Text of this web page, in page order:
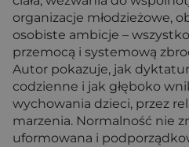
organizacje młodzieżowe,
osobiste ambicje –
przemocą i systemową
Autor pokazuje, jak
codzienne i jak głęboko
wychowania dzieci, przez
marzenia. Normalność nie
uformowana i